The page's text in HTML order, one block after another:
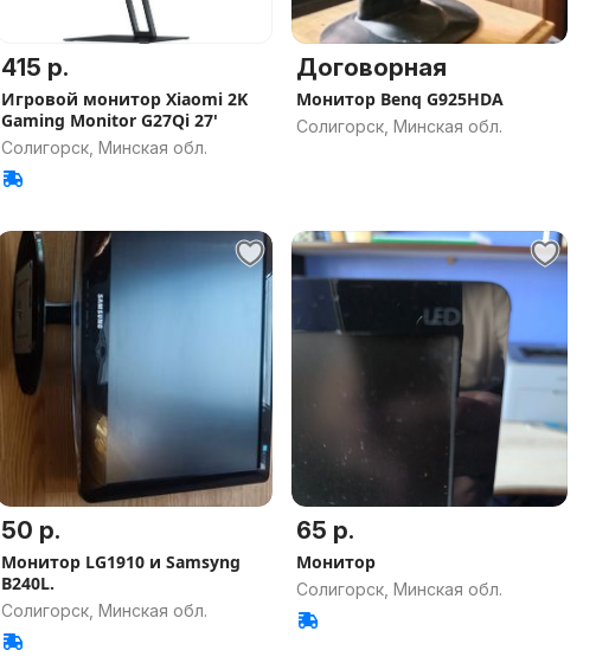
415 р.
Игровой монитор Xiaomi 2K
Gaming Monitor G27Qi 27'
Солигорск, Минская обл.
Договорная
Монитор Benq G925HDA
Солигорск, Минская обл.
50 р.
Монитор LG1910 и Samsyng
B240L.
Солигорск, Минская обл.
65 р.
Монитор
Солигорск, Минская обл.